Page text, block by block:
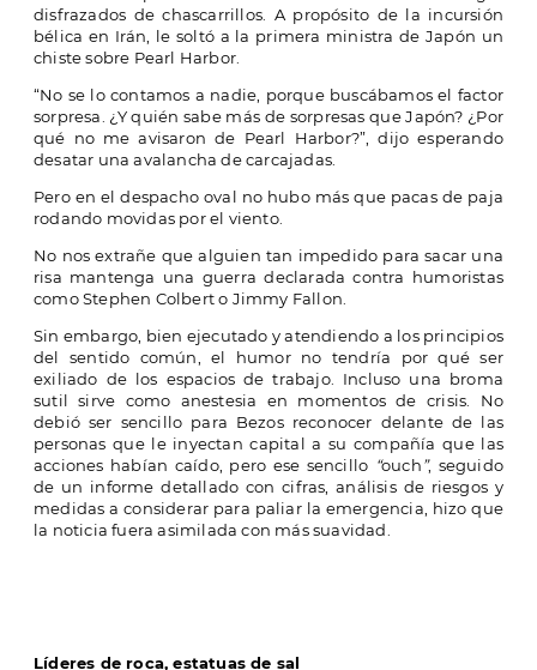
disfrazados de chascarrillos. A propósito de la incursión
bélica en Irán, le soltó a la primera ministra de Japón un
chiste sobre Pearl Harbor.
“No se lo contamos a nadie, porque buscábamos el factor
sorpresa. ¿Y quién sabe más de sorpresas que Japón? ¿Por
qué no me avisaron de Pearl Harbor?”, dijo esperando
desatar una avalancha de carcajadas.
Pero en el despacho oval no hubo más que pacas de paja
rodando movidas por el viento.
No nos extrañe que alguien tan impedido para sacar una
risa mantenga una guerra declarada contra humoristas
como Stephen Colbert o Jimmy Fallon.
Sin embargo, bien ejecutado y atendiendo a los principios
del sentido común, el humor no tendría por qué ser
exiliado de los espacios de trabajo. Incluso una broma
sutil sirve como anestesia en momentos de crisis. No
debió ser sencillo para Bezos reconocer delante de las
personas que le inyectan capital a su compañía que las
acciones habían caído, pero ese sencillo “ouch”, seguido
de un informe detallado con cifras, análisis de riesgos y
medidas a considerar para paliar la emergencia, hizo que
la noticia fuera asimilada con más suavidad.
Líderes de roca, estatuas de sal